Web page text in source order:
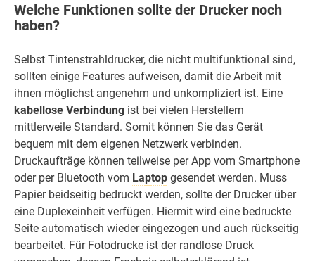
Welche Funktionen sollte der Drucker noch
haben?
Selbst Tintenstrahldrucker, die nicht multifunktional sind,
sollten einige Features aufweisen, damit die Arbeit mit
ihnen möglichst angenehm und unkompliziert ist. Eine
kabellose Verbindung ist bei vielen Herstellern
mittlerweile Standard. Somit können Sie das Gerät
bequem mit dem eigenen Netzwerk verbinden.
Druckaufträge können teilweise per App vom Smartphone
oder per Bluetooth vom Laptop gesendet werden. Muss
Papier beidseitig bedruckt werden, sollte der Drucker über
eine Duplexeinheit verfügen. Hiermit wird eine bedruckte
Seite automatisch wieder eingezogen und auch rückseitig
bearbeitet. Für Fotodrucke ist der randlose Druck